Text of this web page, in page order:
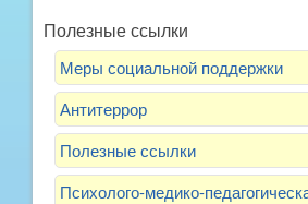
Полезные ссылки
Меры социальной поддержки
Антитеррор
Полезные ссылки
Психолого-медико-